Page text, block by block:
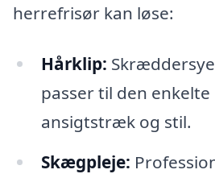
herrefrisør kan løse:
Hårklip:
passer til den enkelte
ansigtstræk og stil.
Skægpleje: